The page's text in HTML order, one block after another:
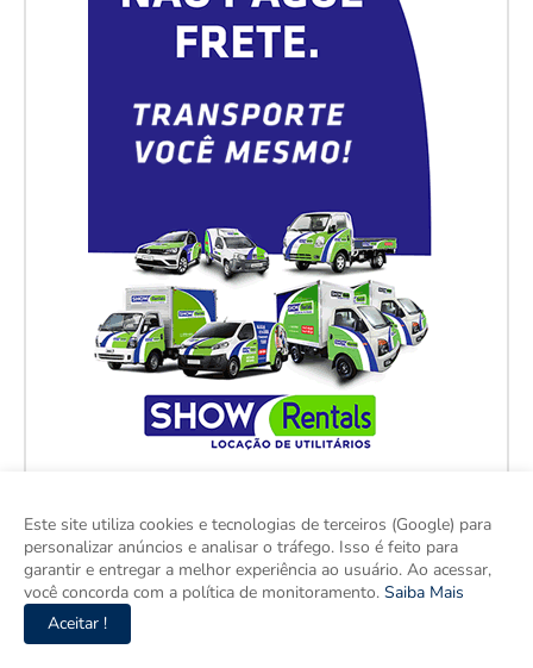
Este site utiliza cookies e tecnologias de terceiros (Google) para
personalizar anúncios e analisar o tráfego. Isso é feito para
garantir e entregar a melhor experiência ao usuário. Ao acessar,
você concorda com a política de monitoramento. Saiba Mais
Aceitar !